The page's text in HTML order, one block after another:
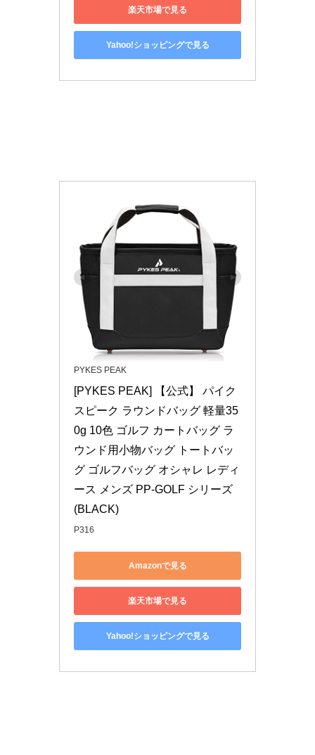
楽天市場で見る
Yahoo!ショッピングで見る
PYKES PEAK
[PYKES PEAK] 【公式】 パイク
スピーク ラウンドバッグ 軽量35
0g 10色 ゴルフ カートバッグ ラ
ウンド用小物バッグ トートバッ
グ ゴルフバッグ オシャレ レディ
ース メンズ PP-GOLF シリーズ
(BLACK)
P316
Amazonで見る
楽天市場で見る
Yahoo!ショッピングで見る